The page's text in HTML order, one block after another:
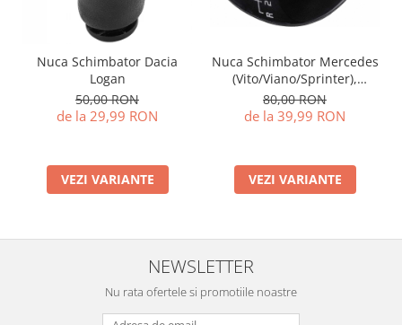
Nuca Schimbator Dacia
Logan
50,00 RON
de la 29,99 RON
VEZI VARIANTE
Nuca Schimbator Mercedes
(Vito/Viano/Sprinter),
Volkswagen Crafter
80,00 RON
de la 39,99 RON
VEZI VARIANTE
NEWSLETTER
Nu rata ofertele si promotiile noastre